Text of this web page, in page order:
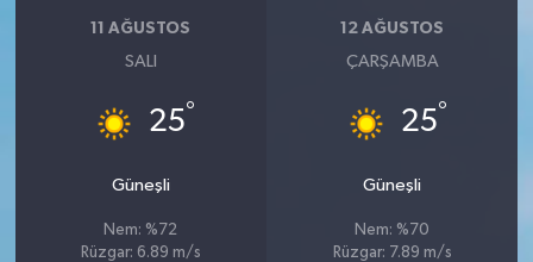
11 AĞUSTOS
SALI
25°
Güneşli
Nem: %72
Rüzgar: 6.89 m/s
12 AĞUSTOS
ÇARŞAMBA
25°
Güneşli
Nem: %70
Rüzgar: 7.89 m/s